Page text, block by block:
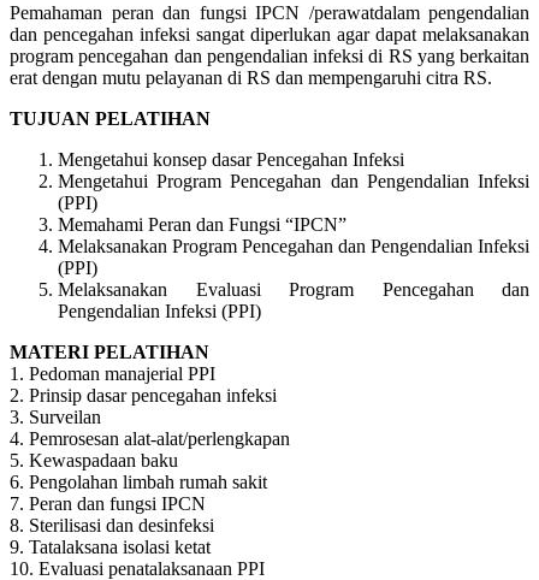
Pemahaman peran dan fungsi IPCN /perawatdalam pengendalian
dan pencegahan infeksi sangat diperlukan agar dapat melaksanakan
program pencegahan dan pengendalian infeksi di RS yang berkaitan
erat dengan mutu pelayanan di RS dan mempengaruhi citra RS.
TUJUAN PELATIHAN
Mengetahui konsep dasar Pencegahan Infeksi
Mengetahui Program Pencegahan dan Pengendalian Infeksi
(PPI)
Memahami Peran dan Fungsi “IPCN”
Melaksanakan Program Pencegahan dan Pengendalian Infeksi
(PPI)
Melaksanakan Evaluasi Program Pencegahan dan
Pengendalian Infeksi (PPI)
MATERI PELATIHAN
1. Pedoman manajerial PPI
2. Prinsip dasar pencegahan infeksi
3. Surveilan
4. Pemrosesan alat-alat/perlengkapan
5. Kewaspadaan baku
6. Pengolahan limbah rumah sakit
7. Peran dan fungsi IPCN
8. Sterilisasi dan desinfeksi
9. Tatalaksana isolasi ketat
10. Evaluasi penatalaksanaan PPI